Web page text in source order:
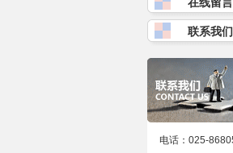
联系我们
电话：025-